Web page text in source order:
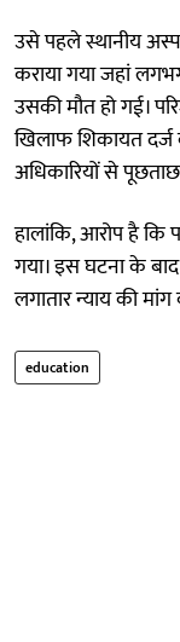
उसे पहले स्थानीय
कराया गया जहां
उसकी मौत हो गई।
खिलाफ शिकायत
अधिकारियों से
हालांकि, आरोप है कि
गया। इस घटना के
लगातार न्याय की
education